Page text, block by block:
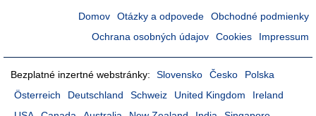
Domov Otázky a odpovede
Obchodné podmienky
Ochrana osobných údajov
Cookies Impressum
Bezplatné inzertné webstránky: Slovensko Česko
Polska
Österreich
Deutschland Schweiz United Kingdom
Ireland